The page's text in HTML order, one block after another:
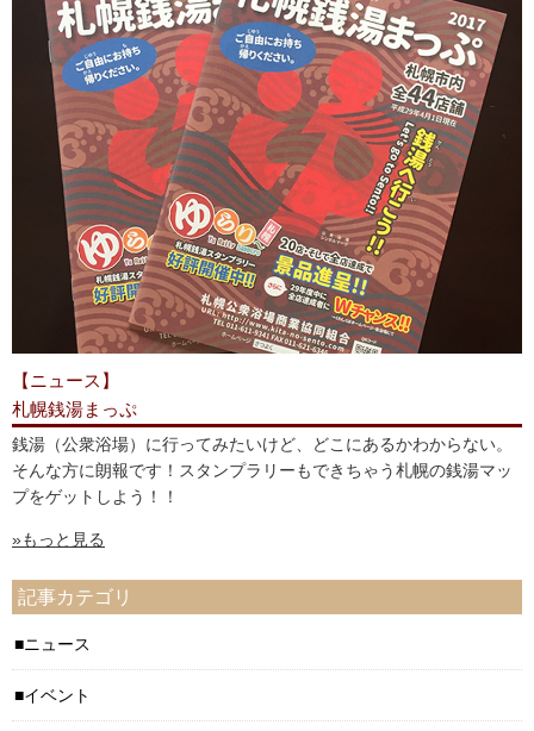
【ニュース】
札幌銭湯まっぷ
銭湯（公衆浴場）に行ってみたいけど、どこにあるかわからない。
そんな方に朗報です！スタンプラリーもできちゃう札幌の銭湯マッ
プをゲットしよう！！
»もっと見る
記事カテゴリ
ニュース
イベント